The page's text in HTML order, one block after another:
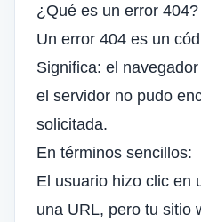
¿Qué es un error 404?
Un error 404 es un
Significa: el
el servidor no pudo
solicitada.
En términos sencillos:
El usuario hizo clic en
una URL, pero tu sitio